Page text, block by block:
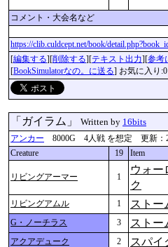
コメント・大会名など
https://clib.culdcept.net/book/
[編集する][削除する][テキスト出力][参考
[BookSimulatorなの。に送る] お気に入り:0
「ガイラム」 Written by 16bits
アンカー 8000G 4人戦 を想定 更新：
Creature
19 Item
リビングアーマー 1
ウォー
ク
リビングアムル 1 ストー
G・ノーチラス 3 ストー
アクアデューク 2 スパイ